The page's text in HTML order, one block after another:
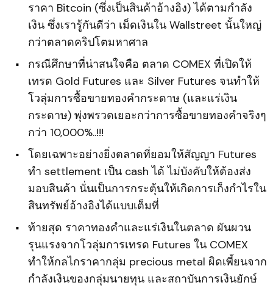
ราคา Bitcoin (ซึ่งเป็นสินค้าอ้างอิง) ได้ตามกำลัง
เงิน ซึ่งเรารู้กันดีว่า เม็ดเงินใน Wallstreet นั้นใหญ่
กว่าตลาดคริปโตมหาศาล
กรณีศึกษาที่น่าสนใจคือ ตลาด COMEX ที่เปิดให้
เทรด Gold Futures และ Silver Futures จนทำให้
โวลุ่มการซื้อขายทองคำกระดาษ (และแร่เงิน
กระดาษ) พุ่งพรวดเยอะกว่าการซื้อขายทองคำจริงๆ
กว่า 10,000%..!!!
โดยเฉพาะอย่างยิ่งตลาดที่ยอมให้สัญญา Futures
ทำ settlement เป็น cash ได้ ไม่บังคับให้ต้องส่ง
มอบสินค้า นั่นเป็นการกระตุ้นให้เกิดการเก็งกำไรใน
สินทรัพย์อ้างอิงได้แบบเต็มที่
ท้ายสุด ราคาทองคำและแร่เงินในตลาด ผันผวน
รุนแรงจากโวลุ่มการเทรด Futures ใน COMEX
ทำให้กลไกราคากลุ่ม precious metal ผิดเพี้ยนจาก
กำลังเงินของกลุ่มนายทุน และสถาบันการเงินยักษ์